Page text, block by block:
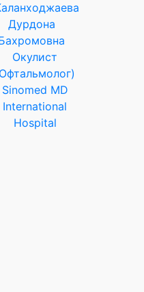
Окулист
Sinomed MD
International
Hospital